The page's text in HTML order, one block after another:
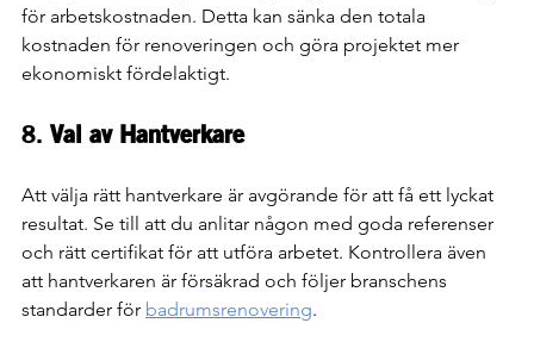
för arbetskostnaden. Detta kan sänka den totala
kostnaden för renoveringen och göra projektet mer
ekonomiskt fördelaktigt.
8. Val av Hantverkare
Att välja rätt hantverkare är avgörande för att få ett lyckat
resultat. Se till att du anlitar någon med goda referenser
och rätt certifikat för att utföra arbetet. Kontrollera även
att hantverkaren är försäkrad och följer branschens
standarder för badrumsrenovering.